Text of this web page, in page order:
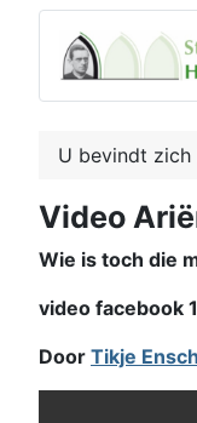
U bevindt zich
Video
Wie is toch die
video facebook
Door Tikje